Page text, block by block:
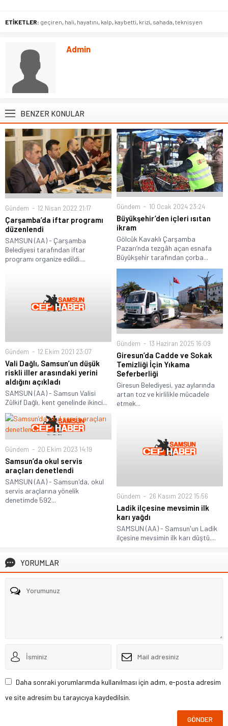
ETİKETLER: geçiren hali hayatını kalp kaybetti krizi sahada teknisyen
Admin
BENZER KONULAR
Gündem 12 Nisan 2022 21:17
Çarşamba’da iftar programı
düzenlendi
SAMSUN (AA) - Çarşamba
Belediyesi tarafından iftar
programı organize edildi....
Gündem 10 Ocak 2024 23:24
Büyükşehir’den içleri ısıtan
ikram
Gölcük Kavaklı Çarşamba
Pazarı’nda tezgâh açan esnafa
Büyükşehir tarafından çorba...
Gündem 12 Ekim 2021 23:07
Vali Dağlı, Samsun’un düşük
riskli iller arasındaki yerini
aldığını açıkladı
SAMSUN (AA) - Samsun Valisi
Zülkif Dağlı, kent genelinde ikinci...
Gündem 13 Haziran 2025 16:09
Giresun’da Cadde ve Sokak
Temizliği İçin Yıkama
Seferberliği
Giresun Belediyesi, yaz aylarında
artan toz ve kirlilikle mücadele
etmek...
Gündem 20 Ekim 2023 14:19
Samsun’da okul servis
araçları denetlendi
SAMSUN (AA) - Samsun'da, okul
servis araçlarına yönelik
denetimde 592...
Gündem 26 Kasım 2022 15:56
Ladik ilçesine mevsimin ilk
karı yağdı
SAMSUN (AA) - Samsun'un Ladik
ilçesine mevsimin ilk karı düştü....
YORUMLAR
Daha sonraki yorumlarımda kullanılması için adım, e-posta adresim
ve site adresim bu tarayıcıya kaydedilsin.